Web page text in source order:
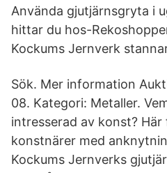
‎Använda gjutjärnsgryta i
hittar du hos-
Kockums Jernverk
Sök. Mer information
08. Kategori: Metaller.
intresserad av konst?
konstnärer med
Kockums Jernverks